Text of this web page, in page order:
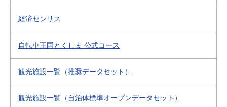
経済センサス
自転車王国とくしま 公式コース
観光施設一覧（推奨データセット）
観光施設一覧（自治体標準オープンデータセット）